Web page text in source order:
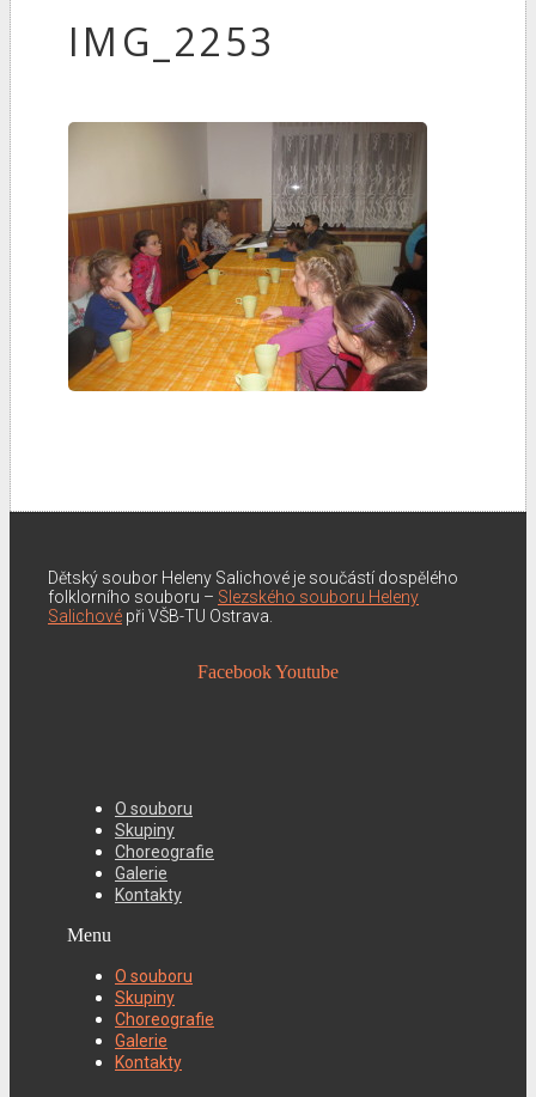
IMG_2253
Dětský soubor Heleny Salichové je součástí dospělého
folklorního souboru – Slezského souboru Heleny
Salichové při VŠB-TU Ostrava.
FacebookYoutube
O souboru
Skupiny
Choreografie
Galerie
Kontakty
Menu
O souboru
Skupiny
Choreografie
Galerie
Kontakty